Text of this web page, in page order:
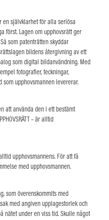
en självklarhet för alla seriösa
först. Lagen om upphovsrätt ger
som patenträtten skyddar
bildens återgivning av ett
som digital bildanvändning. Med
fotografier, teckningar,
upphovsmannen levererar.
att använda den i ett bestämt
– är alltid
upphovsmannens. För att få
med upphovsmannen.
som överenskommits med
med angiven upplagestorlek och
nätet under en viss tid. Skulle något